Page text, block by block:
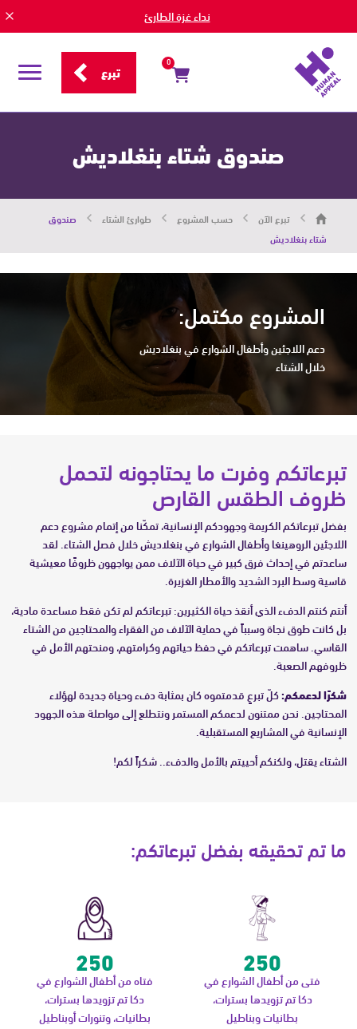
نداء غزة الطارئ
0 تبرع
قائمة
صندوق شتاء بنغلاديش
هيومان
أبيل
|
حاضرون
من
الإنسان
تبرع الآن حسب المشروع طوارئ الشتاء
صندوق
شتاء بنغلاديش
المشروع مكتمل:
دعم اللاجئين وأطفال الشوارع في بنغلاديش
خلال الشتاء
تبرعاتكم وفرت ما يحتاجونه لتحمل
ظروف الطقس القارص
بفضل تبرعاتكم الكريمة وجهودكم الإنسانية، تمكّنا من إتمام مشروع دعم
اللاجئين الروهينغا وأطفال الشوارع في بنغلاديش خلال فصل الشتاء. لقد
ساعدتم في إحداث فرق كبير في حياة الآلاف ممن يواجهون ظروفًا معيشية
قاسية وسط البرد الشديد والأمطار الغزيرة.
أنتم كنتم الدفء الذي أنقذ حياة الكثيرين: تبرعاتكم لم تكن فقط مساعدة مادية،
بل كانت طوق نجاة وسبباً في حماية الآلاف من الفقراء والمحتاجين من الشتاء
القاسي. ساهمت تبرعاتكم في حفظ حياتهم وكرامتهم، ومنحتهم الأمل في
ظروفهم الصعبة.
شكرًا لدعمكم:كلّ تبرعٍ قدمتموه كان بمثابة دفء وحياة جديدة لهؤلاء
المحتاجين. نحن ممتنون لدعمكم المستمر ونتطلع إلى مواصلة هذه الجهود
الإنسانية في المشاريع المستقبلية.
الشتاء يقتل، ولكنكم أحييتم بالأمل والدفء.. شكراً لكم!
ما تم تحقيقه بفضل تبرعاتكم:
250
فتى من أطفال الشوارع في
دكا تم تزويدها بسترات،
بطانيات وبناطيل
250
فتاه من أطفال الشوارع في
دكا تم تزويدها بسترات،
بطانيات، وتنورات أوبناطيل